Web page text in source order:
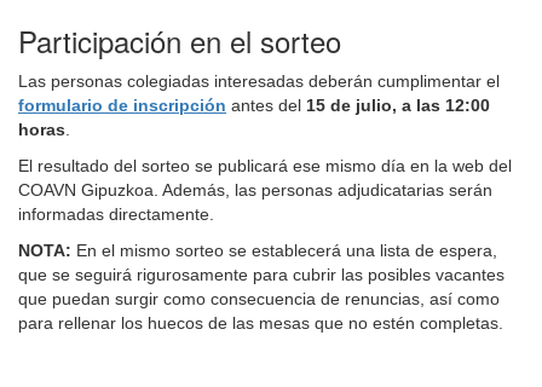
Participación en el sorteo
Las personas colegiadas interesadas deberán cumplimentar el
formulario de inscripción antes del 15 de julio, a las 12:00
horas
El resultado del sorteo se publicará ese mismo día en la web del
COAVN Gipuzkoa. Además, las personas adjudicatarias serán
informadas directamente.
NOTA: En el mismo sorteo se establecerá una lista de espera,
que se seguirá rigurosamente para cubrir las posibles vacantes
que puedan surgir como consecuencia de renuncias, así como
para rellenar los huecos de las mesas que no estén completas.